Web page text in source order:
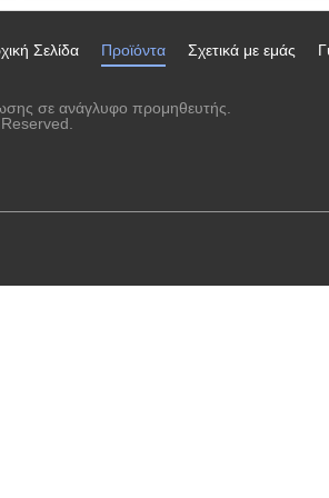
Σχετικά με εμάς
Προϊόντα
Σελίδα
σε ανάγλυφο προμηθευτής.